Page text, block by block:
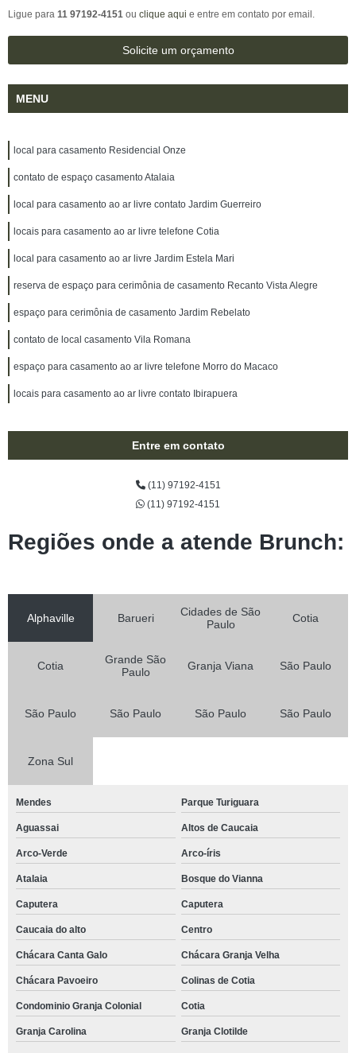
Ligue para 11 97192-4151 ou clique aqui e entre em contato por email.
Solicite um orçamento
MENU
local para casamento Residencial Onze
contato de espaço casamento Atalaia
local para casamento ao ar livre contato Jardim Guerreiro
locais para casamento ao ar livre telefone Cotia
local para casamento ao ar livre Jardim Estela Mari
reserva de espaço para cerimônia de casamento Recanto Vista Alegre
espaço para cerimônia de casamento Jardim Rebelato
contato de local casamento Vila Romana
espaço para casamento ao ar livre telefone Morro do Macaco
locais para casamento ao ar livre contato Ibirapuera
Entre em contato
(11) 97192-4151
(11) 97192-4151
Regiões onde a atende Brunch:
Alphaville Barueri
Cidades de São
Paulo
Cotia
Cotia
Grande São
Paulo
Granja Viana São Paulo
São Paulo São Paulo São Paulo São Paulo
Zona Sul
Mendes Parque Turiguara
Aguassai Altos de Caucaia
Arco-Verde Arco-íris
Atalaia Bosque do Vianna
Caputera Caputera
Caucaia do alto Centro
Chácara Canta Galo Chácara Granja Velha
Chácara Pavoeiro Colinas de Cotia
Condominio Granja Colonial Cotia
Granja Carolina Granja Clotilde